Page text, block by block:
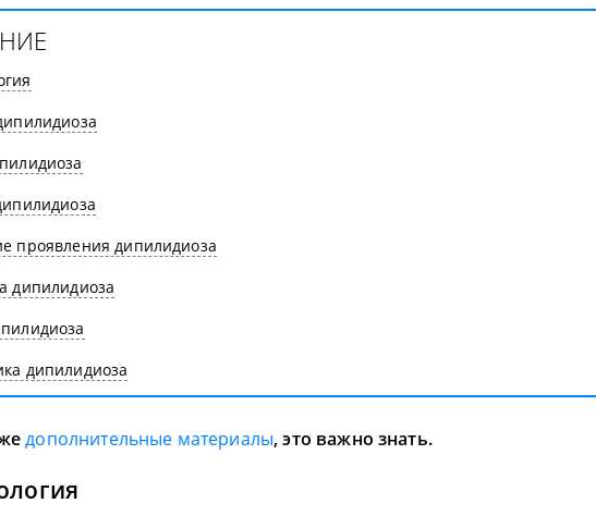
проявления дипилидиоза
дипилидиоза
дипилидиоза
дополнительные материалы, это важно знать.